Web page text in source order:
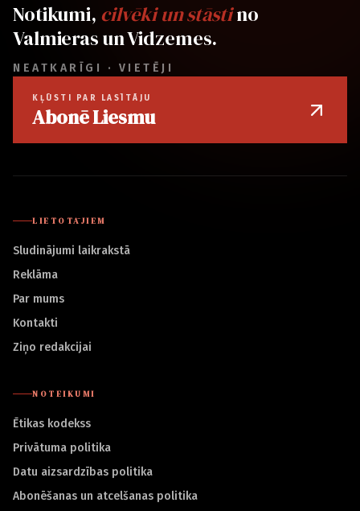
Notikumi, cilvēki un stāstino
Valmieras un Vidzemes.
NEATKARĪGI · VIETĒJI
KĻŪSTI PAR LASĪTĀJU
Abonē Liesmu
LIETOTĀJIEM
Sludinājumi laikrakstā
Reklāma
Par mums
Kontakti
Ziņo redakcijai
NOTEIKUMI
Ētikas kodekss
Privātuma politika
Datu aizsardzības politika
Abonēšanas un atcelšanas politika